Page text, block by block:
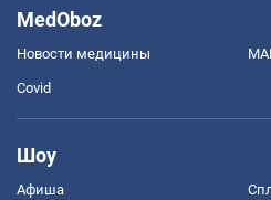
MedOboz
Новости медицины
Covid
Шоу
Афиша